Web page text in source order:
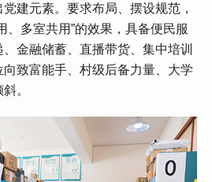
建元素。要求布局、摆设规范，
、多室共用”的效果，具备便民服
金融储蓄、直播带货、集中培训
致富能手、村级后备力量、大学
。